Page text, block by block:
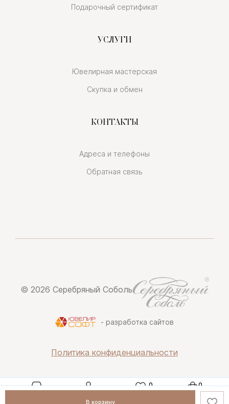
В корзину
Подарочный сертификат
УСЛУГИ
Ювелирная мастерская
Скупка и обмен
КОНТАКТЫ
Адреса и телефоны
Обратная связь
© 2026 Серебряный Соболь
- разработка сайтов
Политика конфиденциальности